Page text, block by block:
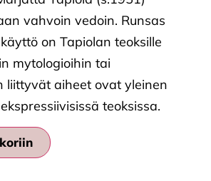
vahvoin vedoin. Runsas
on Tapiolan teoksille
mytologioihin tai
liittyvät aiheet ovat yleinen
teoksissa.